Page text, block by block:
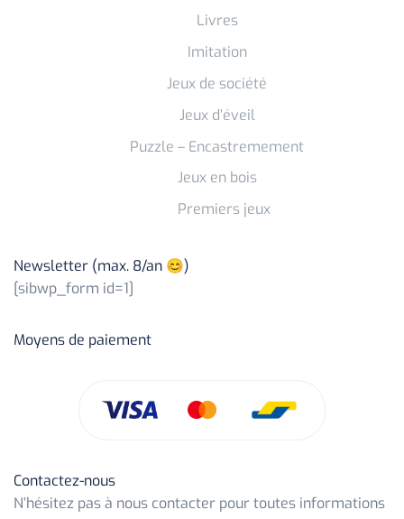
Livres
Imitation
Jeux de société
Jeux d’éveil
Puzzle – Encastremement
Jeux en bois
Premiers jeux
Newsletter (max. 8/an 😊)
[sibwp_form id=1]
Moyens de paiement
Contactez-nous
N’hésitez pas à nous contacter pour toutes informations